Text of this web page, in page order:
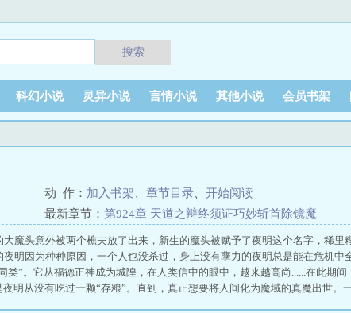
搜索
科幻小说 灵异小说 言情小说 其他小说 会员书架
动 作： 加入书架 章节目录
开始阅读
最新章节： 第924章 天道之辩终须证巧妙斩首除镜魔
魔头意外被两个樵夫放了出来，新生的魔头被赋予了夜明这个名字，稀里
明因为种种原因，一个人也没杀过，身上没有孽力的夜明总是能在危机中
类”。它从福德正神成为城隍，在人类信中的眼中，越来越高尚......在此期间
明从没有吃过一颗“存粮”。直到，真正想要将人间化为魔域的真魔出世。